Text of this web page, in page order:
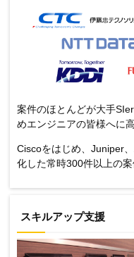
案件のほとんどが大手
めエンジニアの皆様へに
Ciscoをはじめ、Juniper
化した常時300件以上の案
スキルアップ支援